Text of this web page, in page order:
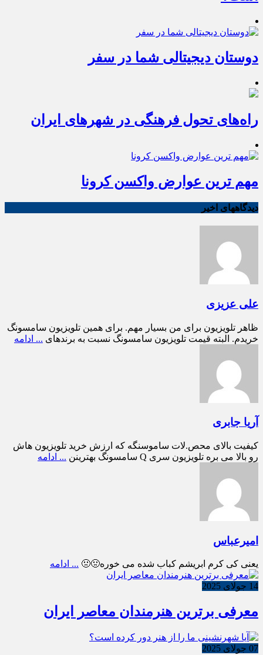
دوستان دیجیتالی شما در سفر
راه‌های تحول فرهنگی در شهرهای ایران
مهم ترین عوارض واکسن کرونا
دیدگاههای اخیر
علی عزیزی
ظاهر تلویزیون برای من بسیار مهم. برای همین تلویزیون سامسونگ
خریدم. البته قیمت تلویزیون سامسونگ نسبت به برندهای ... ادامه
آریا جابری
کیفیت بالای محص.لات ساموسنگه که ارزش خرید تلویزیون هاش
رو بالا می بره تلویزیون سری Q سامسونگ بهترینن
... ادامه
امیرعباس
یعنی کی کرم ابریشم کباب شده می خوره🤢🤢 ... ادامه
14 جولای 2025
معرفی برترین هنرمندان معاصر ایران
07 جولای 2025